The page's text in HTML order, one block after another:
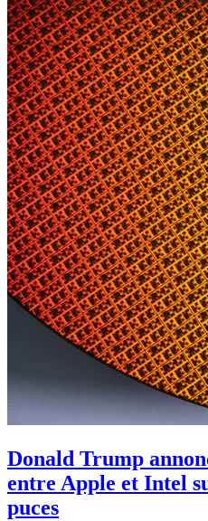
Donald Trump
entre Apple et Intel
puces